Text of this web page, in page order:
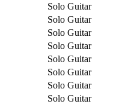
Solo Guitar
Solo Guitar
Solo Guitar
Solo Guitar
Solo Guitar
Solo Guitar
Solo Guitar
Solo Guitar